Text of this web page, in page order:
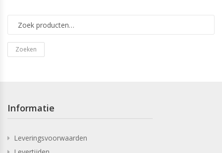
Zoeken
Informatie
Leveringsvoorwaarden